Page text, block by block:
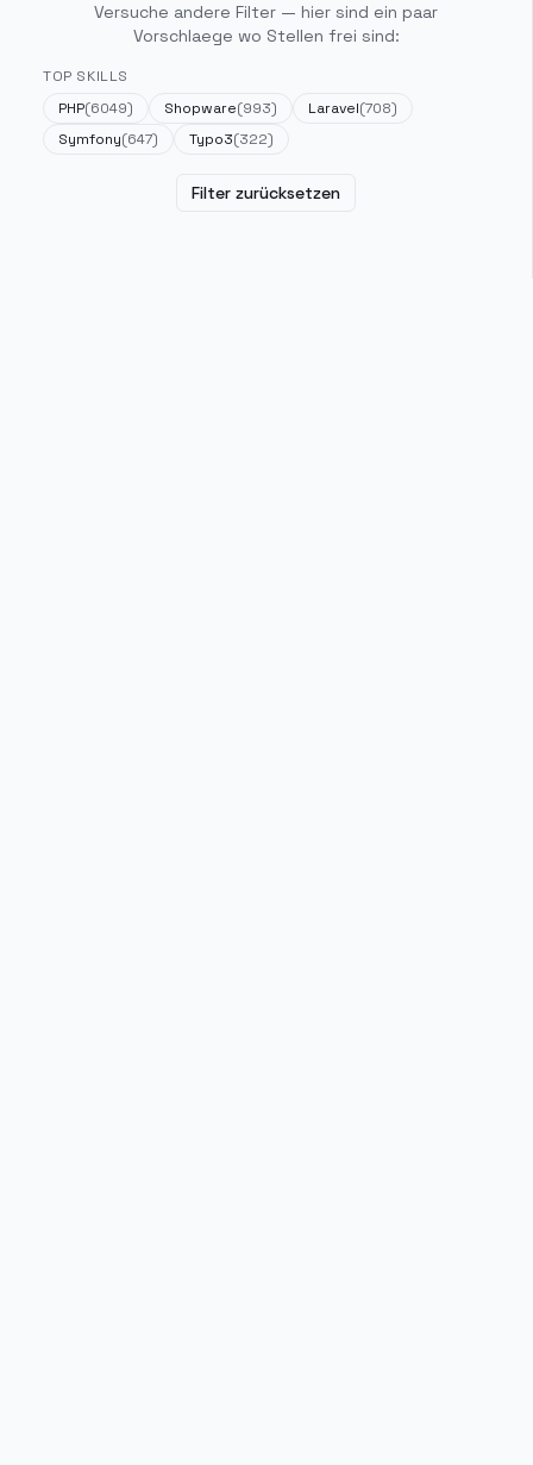
Versuche andere Filter — hier sind ein paar
Vorschlaege wo Stellen frei sind:
TOP SKILLS
PHP(6049) Shopware(993) Laravel(708)
Symfony(647) Typo3(322)
Filter zurücksetzen